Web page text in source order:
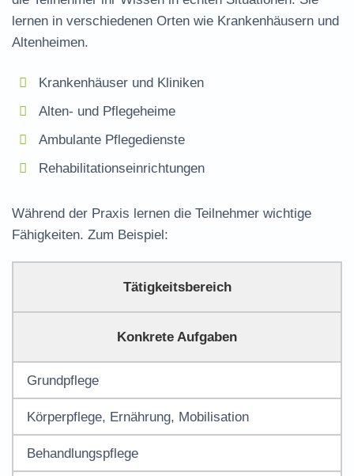
lernen in verschiedenen Orten wie Krankenhäusern und
Altenheimen.
Krankenhäuser und Kliniken
Alten- und Pflegeheime
Ambulante Pflegedienste
Rehabilitationseinrichtungen
Während der Praxis lernen die Teilnehmer wichtige
Fähigkeiten. Zum Beispiel:
Tätigkeitsbereich
Konkrete Aufgaben
Grundpflege
Körperpflege, Ernährung, Mobilisation
Behandlungspflege